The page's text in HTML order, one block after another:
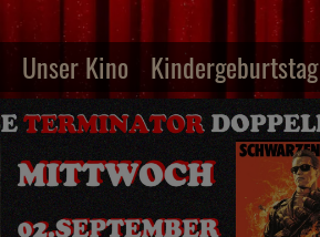
Unser Kino Kindergeburtstag